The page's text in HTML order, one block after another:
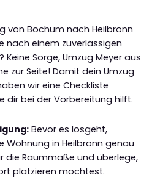
von Bochum nach Heilbronn
nach einem zuverlässigen
Sorge, Umzug Meyer aus
zur Seite! Damit dein Umzug
wir eine Checkliste
dir bei der Vorbereitung hilft.
Bevor es losgeht,
Wohnung in Heilbronn genau
die Raummaße und überlege,
platzieren möchtest.